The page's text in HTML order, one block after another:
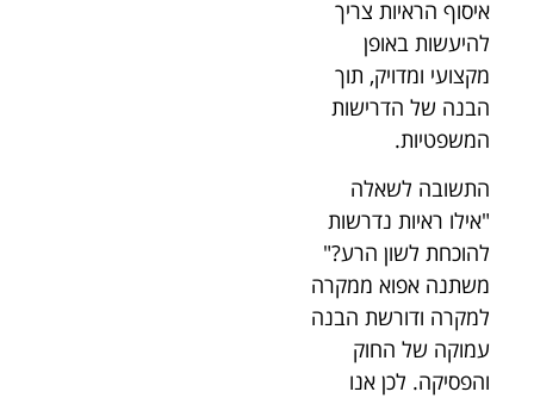
איסוף הראיות צריך
להיעשות באופן
מקצועי ומדויק, תוך
הבנה של הדרישות
המשפטיות.
התשובה לשאלה
"אילו ראיות נדרשות
להוכחת לשון הרע?"
משתנה אפוא ממקרה
למקרה ודורשת הבנה
עמוקה של החוק
והפסיקה. לכן אנו